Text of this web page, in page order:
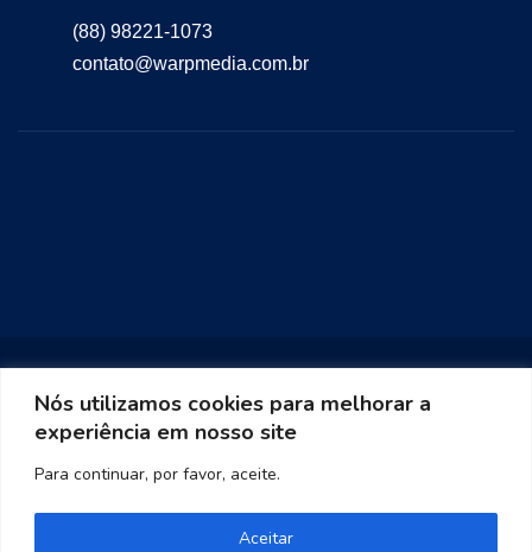
Nós utilizamos cookies para melhorar a
experiência em nosso site
Para continuar, por favor, aceite.
Aceitar
(88) 98221-1073
contato@warpmedia.com.br